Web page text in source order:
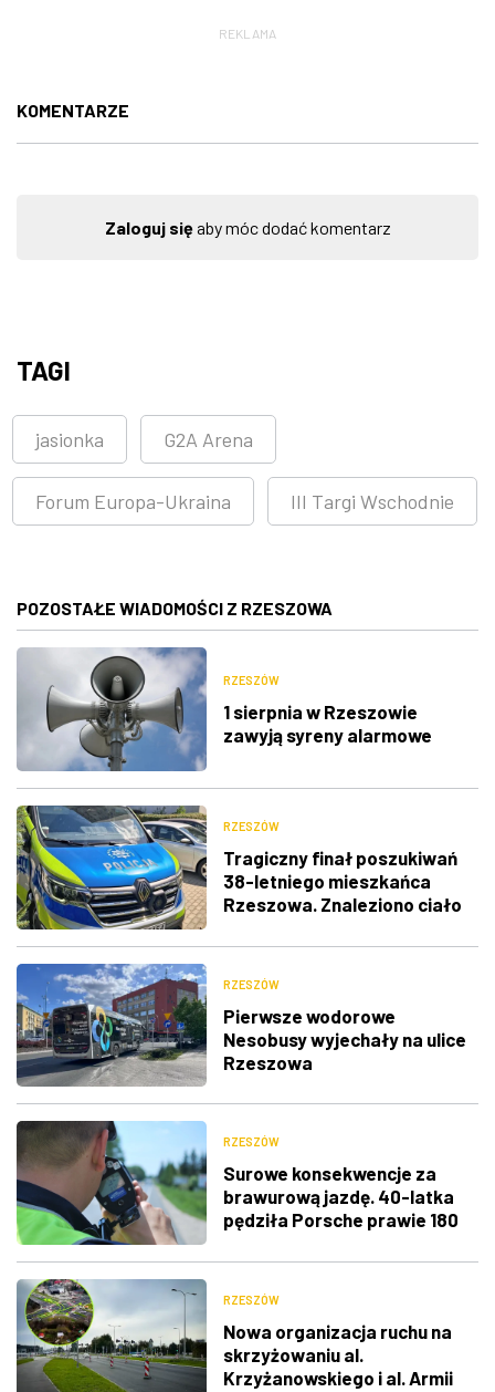
REKLAMA
KOMENTARZE
Zaloguj sięaby móc dodać komentarz
TAGI
jasionka G2A Arena
Forum Europa-Ukraina III Targi Wschodnie
POZOSTAŁE WIADOMOŚCI Z RZESZOWA
RZESZÓW
1 sierpnia w Rzeszowie
zawyją syreny alarmowe
RZESZÓW
Tragiczny finał poszukiwań
38-letniego mieszkańca
Rzeszowa. Znaleziono ciało
RZESZÓW
Pierwsze wodorowe
Nesobusy wyjechały na ulice
Rzeszowa
RZESZÓW
Surowe konsekwencje za
brawurową jazdę. 40-latka
pędziła Porsche prawie 180
RZESZÓW
Nowa organizacja ruchu na
skrzyżowaniu al.
Krzyżanowskiego i al. Armii